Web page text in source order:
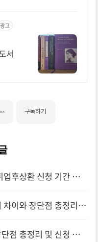
광고
서
구독하기
후상환 신청 기간 안
이와 장단점 총정리하
점 총정리 및 신청 방